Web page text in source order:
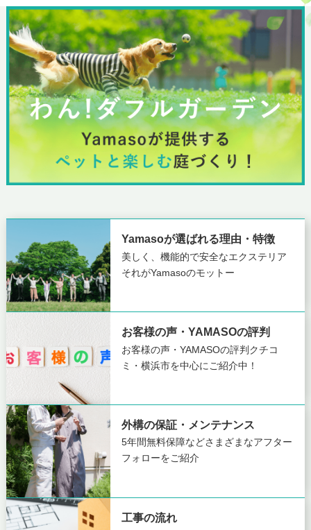
Yamasoが選ばれる理由・特徴
美しく、機能的で安全なエクステリア
それがYamasoのモットー
お客様の声・YAMASOの評判
お客様の声・YAMASOの評判 クチコ
ミ・横浜市を中心にご紹介中！
外構の保証・メンテナンス
5年間無料保障などさまざまなアフター
フォローをご紹介
工事の流れ